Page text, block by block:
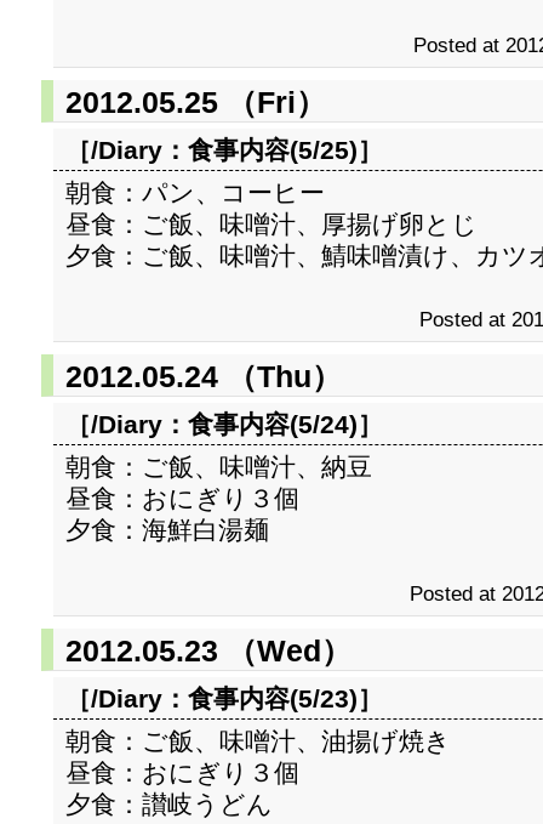
Posted at
2012.05.25 （Fri）
［/Diary： 食事内容(5/25)］
朝食：パン、コーヒー
昼食：ご飯、味噌汁、厚揚げ卵とじ
夕食：ご飯、味噌汁、鯖味噌漬け、カツ
Posted at
2012.05.24 （Thu）
［/Diary： 食事内容(5/24)］
朝食：ご飯、味噌汁、納豆
昼食：おにぎり３個
夕食：海鮮白湯麺
Posted at
2012.05.23 （Wed）
［/Diary： 食事内容(5/23)］
朝食：ご飯、味噌汁、油揚げ焼き
昼食：おにぎり３個
夕食：讃岐うどん